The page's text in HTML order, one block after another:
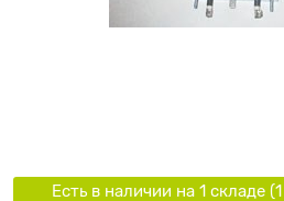
Есть в наличии на 1 складe (1